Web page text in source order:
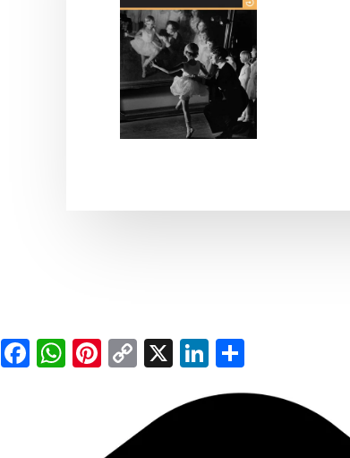
EmailFacebook
WhatsApp
Pinterest
Copy
X LinkedIn